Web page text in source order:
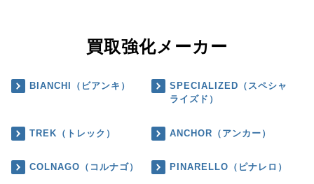
買取強化メーカー
BIANCHI（ビアンキ）
SPECIALIZED（スペシャ
ライズド）
TREK（トレック） ANCHOR（アンカー）
COLNAGO（コルナゴ） PINARELLO（ピナレロ）